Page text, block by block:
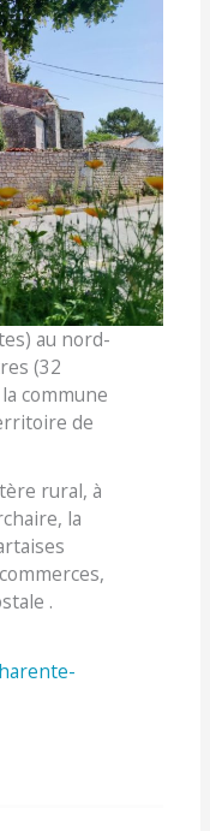
au nord-
(32
commune
de
rural, à
la
.